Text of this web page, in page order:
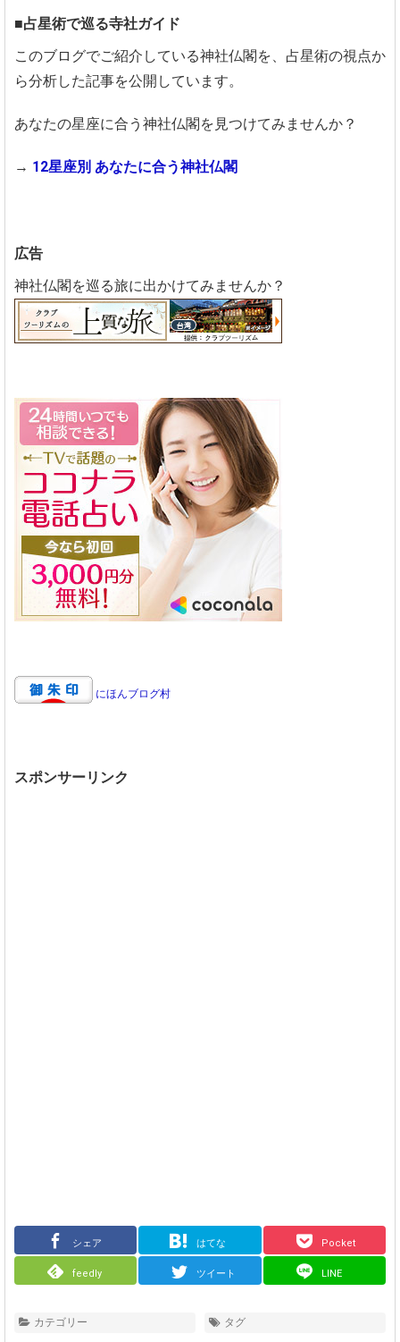
■占星術で巡る寺社ガイド
このブログでご紹介している神社仏閣を、占星術の視点か
ら分析した記事を公開しています。
あなたの星座に合う神社仏閣を見つけてみませんか？
→ 12星座別 あなたに合う神社仏閣
広告
神社仏閣を巡る旅に出かけてみませんか？
にほんブログ村
スポンサーリンク
シェア はてな Pocket
feedly ツイート LINE
カテゴリー タグ